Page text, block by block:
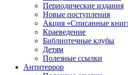
Периодические издания
Новые поступления
Акция «Списанные
Краеведение
Библиотечные клубы
Детям
Полезные ссылки
Антитеррор